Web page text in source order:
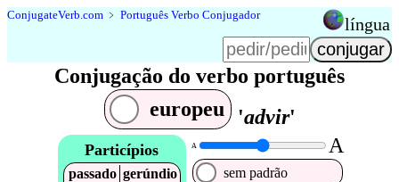
ConjugateVerb.com ﹥ Português Verbo Conjugador língua
Conjugação do verbo português
europeu
'advir'
Particípios
passado gerúndio
A A
sem padrão